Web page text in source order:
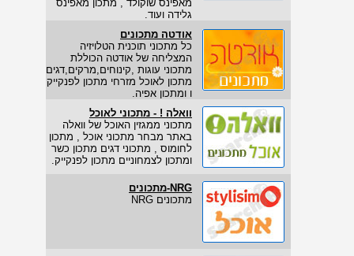
מאפינס שוקולד , מתכון מאפינס
גלידה ועוד.
אודטה מתכונים
כל מתכוני תוכנית הטלויזיה
המצליחה של אודטה הכוללת
מתכוני עוגות ,קינוחים,מרקים,דגים
מתכון לאוכל מזרחי מתכון לפנקייק
ו ומתכון אפיה.
וואלה ! - מתכוני לאוכל
מתכוני ממגזין האוכל של וואלה
באתר מבחר מתכוני אוכל , מתכון
לחומוס , מתכוני דגים מתכון כשר
ומתכון לצמחוניים מתכון לפנקייק.
NRG-מתכונים
מתכונים NRG